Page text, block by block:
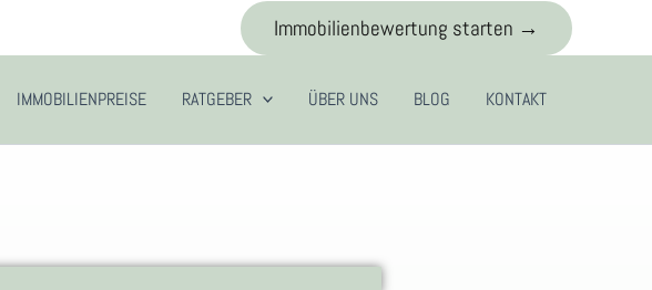
Immobilienbewertung starten →
IMMOBILIENPREISE RATGEBER ÜBER UNS BLOG KONTAKT